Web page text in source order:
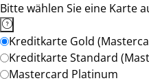
Bitte wählen Sie eine Karte
Kreditkarte Gold
Kreditkarte Standard
Mastercard Platinum